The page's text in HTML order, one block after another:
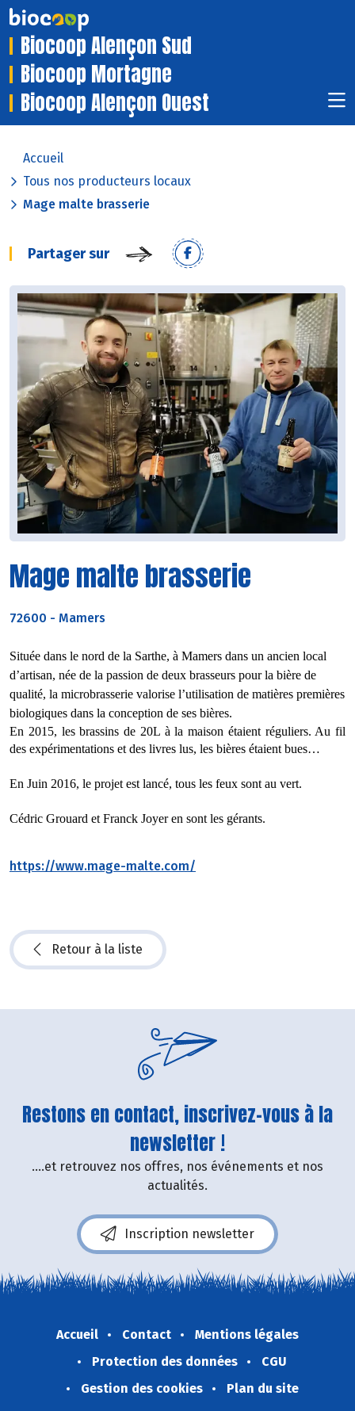
Biocoop Alençon Sud
Biocoop Mortagne
Biocoop Alençon Ouest
Accueil
Tous nos producteurs locaux
Mage malte brasserie
Partager sur
Mage malte brasserie
72600 - Mamers
Située dans le nord de la Sarthe, à Mamers dans un ancien local
d’artisan, née de la passion de deux brasseurs pour la bière de
qualité, la microbrasserie valorise l’utilisation de matières premières
biologiques dans la conception de ses bières.
En 2015, les brassins de 20L à la maison étaient réguliers. Au fil
des expérimentations et des livres lus, les bières étaient bues…
En Juin 2016, le projet est lancé, tous les feux sont au vert.
Cédric Grouard et Franck Joyer en sont les gérants.
https://www.mage-malte.com/
Retour à la liste
Restons en contact, inscrivez-vous à la
newsletter !
....et retrouvez nos offres, nos événements et nos
actualités.
Inscription newsletter
Accueil Contact
Mentions légales
Protection des données
CGU
Gestion des cookies
Plan du site